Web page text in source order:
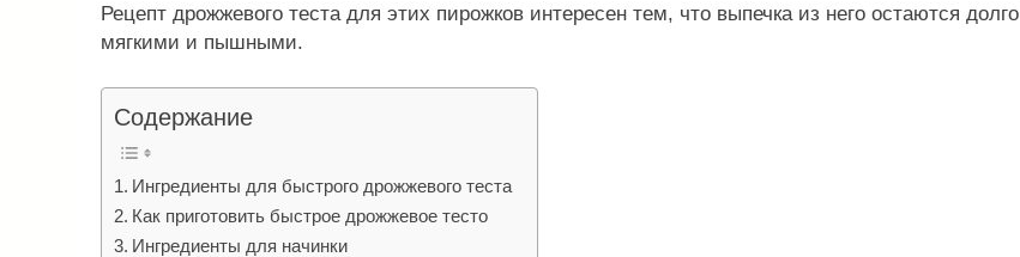
Рецепт дрожжевого теста для этих пирожков интересен тем, что выпечка из него остаются долго
мягкими и пышными.
Содержание
Ингредиенты для быстрого дрожжевого теста
Как приготовить быстрое дрожжевое тесто
Ингредиенты для начинки